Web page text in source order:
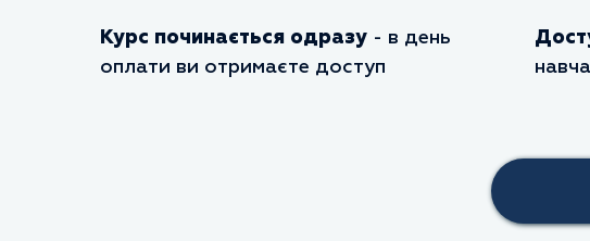
Курс починається одразу - в день
оплати ви отримаєте доступ